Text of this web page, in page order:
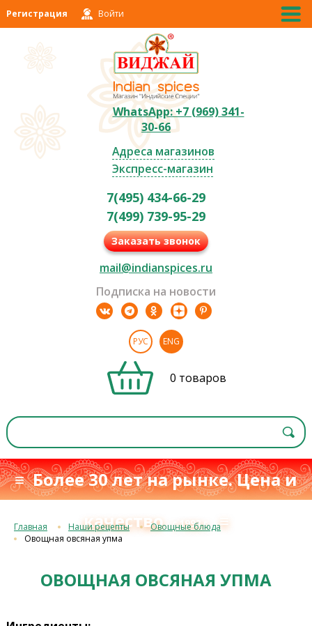
Регистрация Войти
WhatsApp: +7 (969) 341-
30-66
Адреса магазинов
Экспресс-магазин
7(495) 434-66-29
7(499) 739-95-29
Заказать звонок
mail@indianspices.ru
Подписка на новости
РУС ENG
0 товаров
≡ Более 30 лет на рынке. Цена и
качествос 1993 г.≡
Главная Наши рецепты
Овощные блюда
Овощная овсяная упма
ОВОЩНАЯ ОВСЯНАЯ УПМА